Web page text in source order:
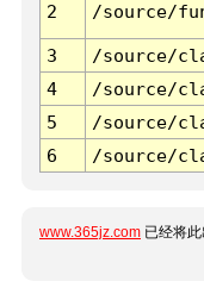
2 /source/
3 /source/
4
/source/
5
/source/
6
/source/
www.365jz.com 已经将